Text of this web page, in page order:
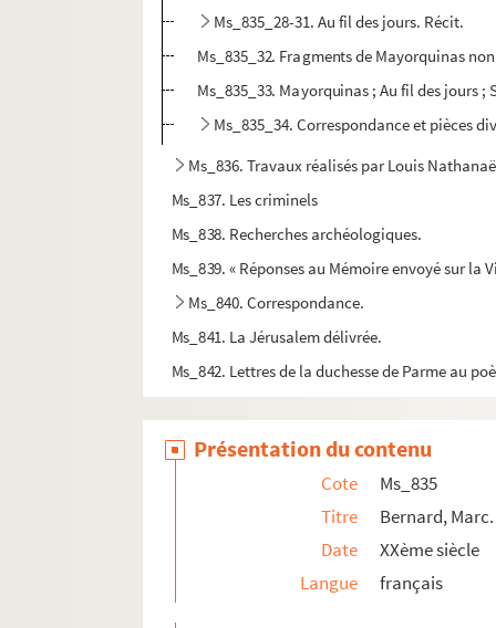
Ms_835_28-31. Au fil des jours. Récit.
Ms_835_32. Fragments de Mayorquinas
Ms_835_33. Mayorquinas ; Au fil des jours
Ms_835_34. Correspondance et pièces
Ms_836. Travaux réalisés par Louis
Ms_837. Les criminels
Ms_838. Recherches archéologiques.
Ms_839. « Réponses au Mémoire envoyé sur la
Ms_840. Correspondance.
Ms_841. La Jérusalem délivrée.
Ms_842. Lettres de la duchesse de Parme au
Ms_844. Textes en provençal.
Ms_845. Le Parti républicain au coup d’Etat :
Ms_846. Comète en 1744.
Ms_847. Actes divers.
Ms_848. Art militaire.
Présentation du contenu
Cote
Ms_835
Titre
Bernard,
Date
XXème siècle
Langue
français